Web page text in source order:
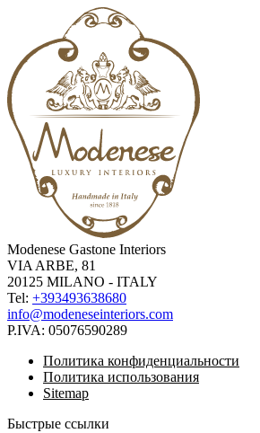
Modenese Gastone Interiors
VIA ARBE, 81
20125 MILANO - ITALY
Tel: +393493638680
info@modeneseinteriors.com
P.IVA: 05076590289
Политика конфиденциальности
Политика использования
Sitemap
Быстрые ссылки